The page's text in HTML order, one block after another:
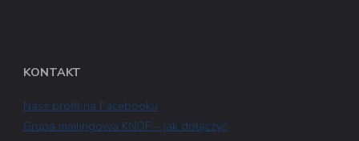
KONTAKT
Nasz profil na Facebooku
Grupa mailingowa KNOF – jak dołączyć